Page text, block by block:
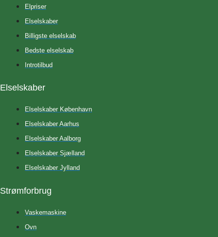
Elpriser
Elselskaber
Billigste elselskab
Bedste elselskab
Introtilbud
Elselskaber
Elselskaber København
Elselskaber Aarhus
Elselskaber Aalborg
Elselskaber Sjælland
Elselskaber Jylland
Strømforbrug
Vaskemaskine
Ovn